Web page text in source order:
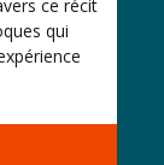
ce récit
qui